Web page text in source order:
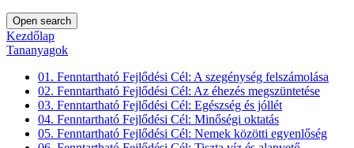
Open search
Kezdőlap
Tananyagok
01. Fenntartható Fejlődési Cél: A szegénység felszámolása
02. Fenntartható Fejlődési Cél: Az éhezés megszüntetése
03. Fenntartható Fejlődési Cél: Egészség és jóllét
04. Fenntartható Fejlődési Cél: Minőségi oktatás
05. Fenntartható Fejlődési Cél: Nemek közötti egyenlőség